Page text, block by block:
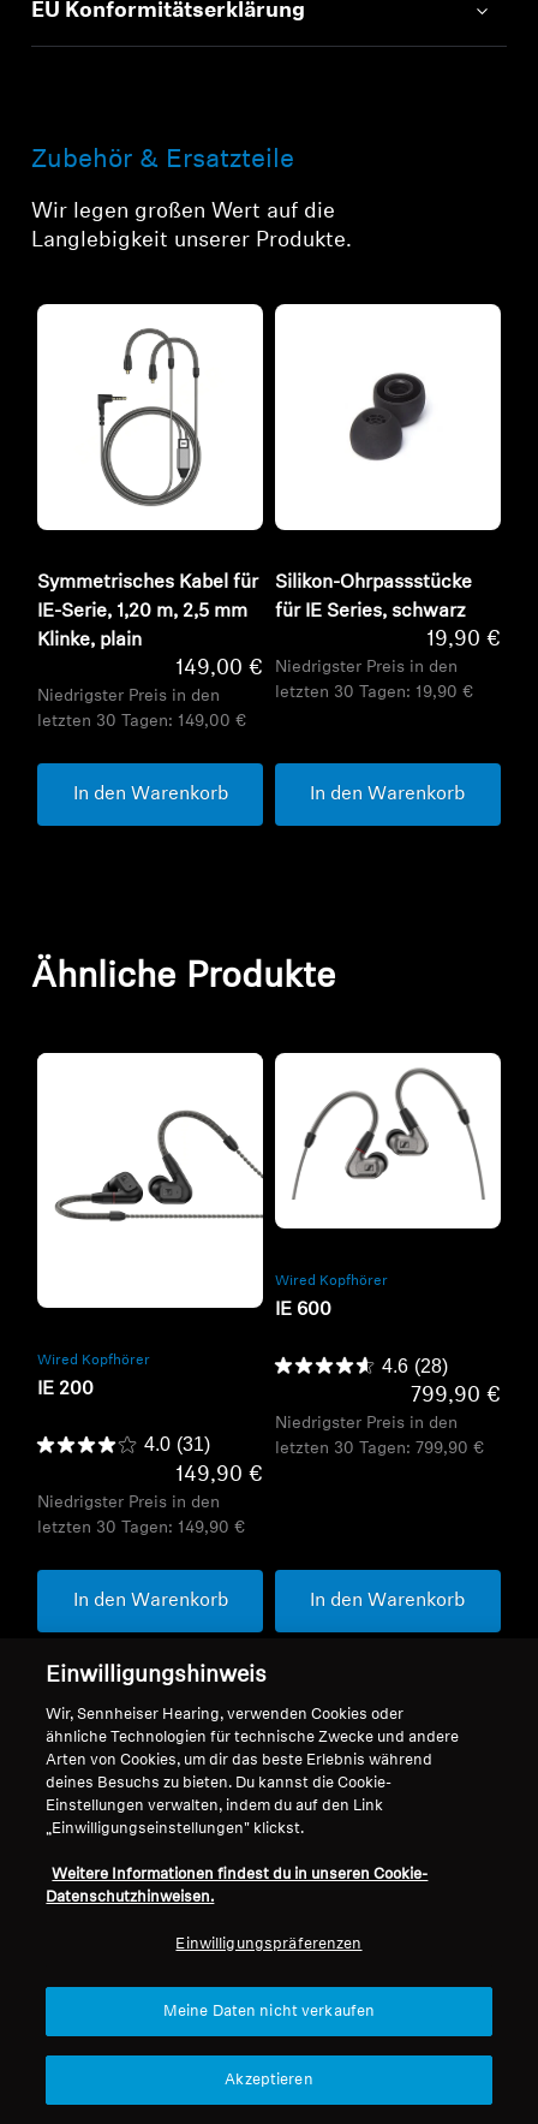
EU Konformitätserklärung
Zubehör & Ersatzteile
Wir legen großen Wert auf die
Langlebigkeit unserer Produkte.
Symmetrisches Kabel für
IE-Serie, 1,20 m, 2,5 mm
Klinke, plain
149,00 €
Niedrigster Preis in den
letzten 30 Tagen: 149,00 €
In den Warenkorb
Silikon-Ohrpassstücke
für IE Series, schwarz
19,90 €
Niedrigster Preis in den
letzten 30 Tagen: 19,90 €
In den Warenkorb
Ähnliche Produkte
Wired Kopfhörer
IE 200
4.0 (31)
149,90 €
Niedrigster Preis in den
letzten 30 Tagen: 149,90 €
In den Warenkorb
Wired Kopfhörer
IE 600
4.6 (28)
799,90 €
Niedrigster Preis in den
letzten 30 Tagen: 799,90 €
In den Warenkorb
Refurbished
5.0 (21)
1.499,00 €
Einwilligungshinweis
Wir, Sennheiser Hearing, verwenden Cookies oder
ähnliche Technologien für technische Zwecke und andere
Arten von Cookies, um dir das beste Erlebnis während
deines Besuchs zu bieten. Du kannst die Cookie-
Einstellungen verwalten, indem du auf den Link
„Einwilligungseinstellungen" klickst.
Weitere Informationen findest du in unseren Cookie-
Datenschutzhinweisen.
Einwilligungspräferenzen
Meine Daten nicht verkaufen
Akzeptieren